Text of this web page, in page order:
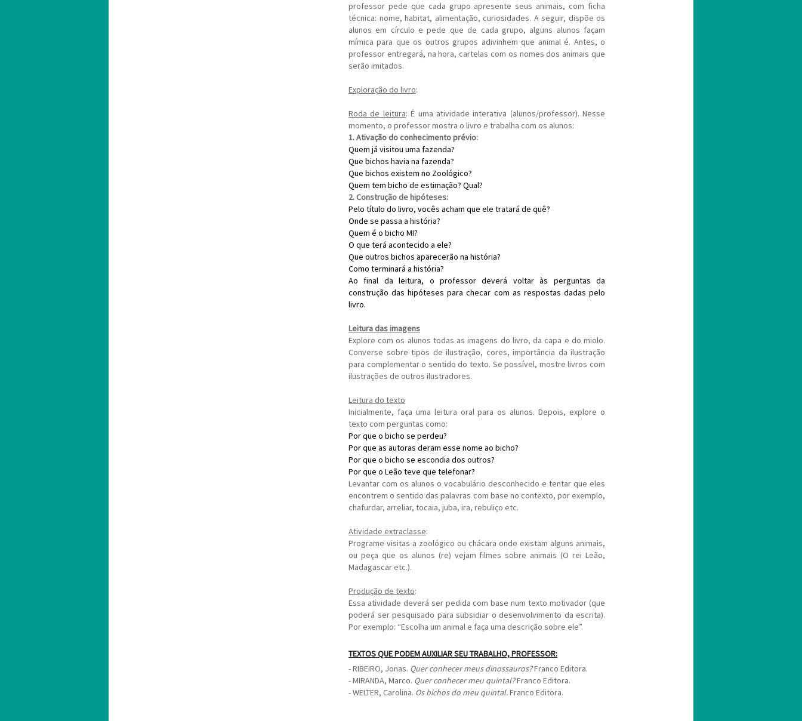
professor pede que cada grupo apresente seus animais, com ficha
técnica: nome, habitat, alimentação, curiosidades. A seguir, dispõe os
alunos em círculo e pede que de cada grupo, alguns alunos façam
mímica para que os outros grupos adivinhem que animal é. Antes, o
professor entregará, na hora, cartelas com os nomes dos animais que
serão imitados.
Exploração do livro:
Roda de leitura: É uma atividade interativa (alunos/professor). Nesse
momento, o professor mostra o livro e trabalha com os alunos:
1. Ativação do conhecimento prévio:
Quem já visitou uma fazenda?
Que bichos havia na fazenda?
Que bichos existem no Zoológico?
Quem tem bicho de estimação? Qual?
2. Construção de hipóteses:
Pelo título do livro, vocês acham que ele tratará de quê?
Onde se passa a história?
Quem é o bicho MI?
O que terá acontecido a ele?
Que outros bichos aparecerão na história?
Como terminará a história?
Ao final da leitura, o professor deverá voltar às perguntas da
construção das hipóteses para checar com as respostas dadas pelo
livro.
Leitura das imagens
Explore com os alunos todas as imagens do livro, da capa e do miolo.
Converse sobre tipos de ilustração, cores, importância da ilustração
para complementar o sentido do texto. Se possível, mostre livros com
ilustrações de outros ilustradores.
Leitura do texto
Inicialmente, faça uma leitura oral para os alunos. Depois, explore o
texto com perguntas como:
Por que o bicho se perdeu?
Por que as autoras deram esse nome ao bicho?
Por que o bicho se escondia dos outros?
Por que o Leão teve que telefonar?
Levantar com os alunos o vocabulário desconhecido e tentar que eles
encontrem o sentido das palavras com base no contexto, por exemplo,
chafurdar, arreliar, tocaia, juba, ira, rebuliço etc.
Atividade extraclasse:
Programe visitas a zoológico ou chácara onde existam alguns animais,
ou peça que os alunos (re) vejam filmes sobre animais (O rei Leão,
Madagascar etc.).
Produção de texto:
Essa atividade deverá ser pedida com base num texto motivador (que
poderá ser pesquisado para subsidiar o desenvolvimento da escrita).
Por exemplo: “Escolha um animal e faça uma descrição sobre ele”.
TEXTOS QUE PODEM AUXILIAR SEU TRABALHO, PROFESSOR:
- RIBEIRO, Jonas. Quer conhecer meus dinossauros?Franco Editora.
- MIRANDA, Marco. Quer conhecer meu quintal?Franco Editora.
- WELTER, Carolina. Os bichos do meu quintal.Franco Editora.